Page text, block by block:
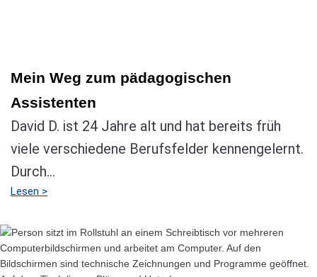
Mein Weg zum pädagogischen
Assistenten
David D. ist 24 Jahre alt und hat bereits früh
viele verschiedene Berufsfelder kennengelernt.
Durch...
Lesen >